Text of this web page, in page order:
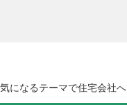
気になるテーマで住宅会社へ